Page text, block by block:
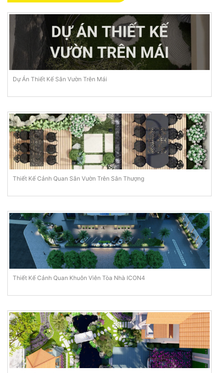
Dự Án Thiết Kế Sân Vườn Trên Mái
Thiết Kế Cảnh Quan Sân Vườn Trên Sân Thượng
Thiết Kế Cảnh Quan Khuôn Viên Tòa Nhà ICON4